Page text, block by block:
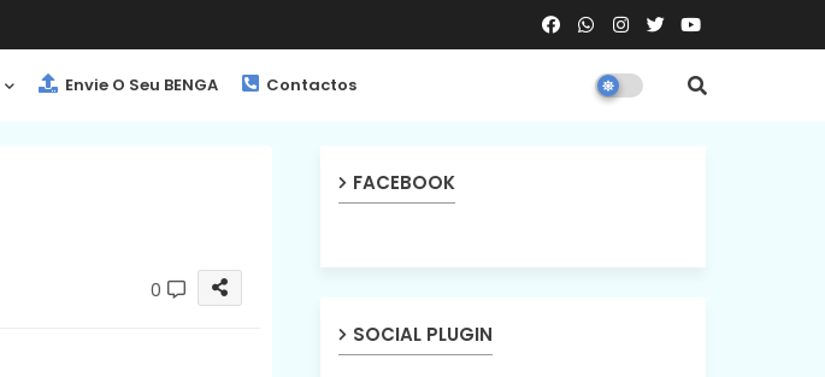
Envie O Seu BENGA Contactos
0
FACEBOOK
SOCIAL PLUGIN